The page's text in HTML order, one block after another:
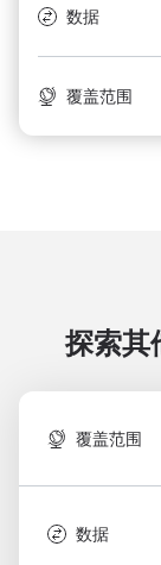
数据
覆盖范围
探索其
覆盖范围
数据